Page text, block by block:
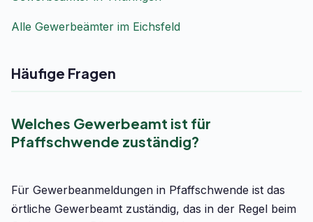
Alle Gewerbeämter im Eichsfeld
Häufige Fragen
Welches Gewerbeamt ist für
Pfaffschwende zuständig?
Für Gewerbeanmeldungen in Pfaffschwende ist das
örtliche Gewerbeamt zuständig, das in der Regel beim